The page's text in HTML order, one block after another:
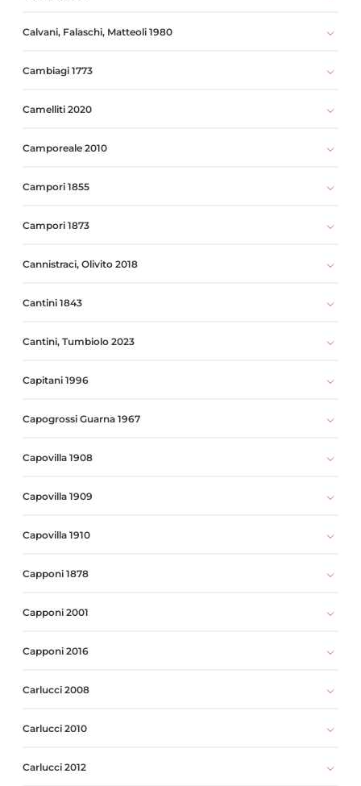
Calvani, Falaschi, Matteoli 1980
Cambiagi 1773
Camelliti 2020
Camporeale 2010
Campori 1855
Campori 1873
Cannistraci, Olivito 2018
Cantini 1843
Cantini, Tumbiolo 2023
Capitani 1996
Capogrossi Guarna 1967
Capovilla 1908
Capovilla 1909
Capovilla 1910
Capponi 1878
Capponi 2001
Capponi 2016
Carlucci 2008
Carlucci 2010
Carlucci 2012